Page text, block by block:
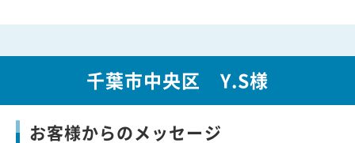
千葉市中央区 Y.S様
お客様からのメッセージ